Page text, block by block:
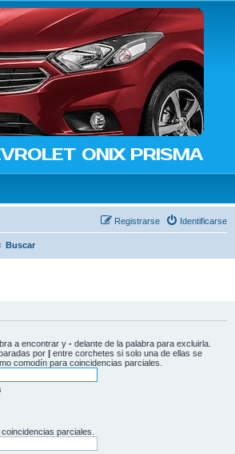
ONIX PRISMA
a new tab)
Identificarse
Registrarse
Buscar
a encontrar y - delante de la palabra para excluirla.
por | entre corchetes si solo una de ellas se
comodín para coincidencias parciales.
parciales.